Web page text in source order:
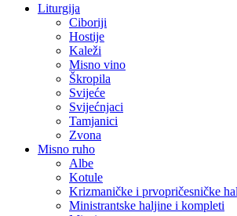
Liturgija
Ciboriji
Hostije
Kaleži
Misno vino
Škropila
Svijeće
Svijećnjaci
Tamjanici
Zvona
Misno ruho
Albe
Kotule
Krizmaničke i prvopričesničke
Ministrantske haljine i kompleti